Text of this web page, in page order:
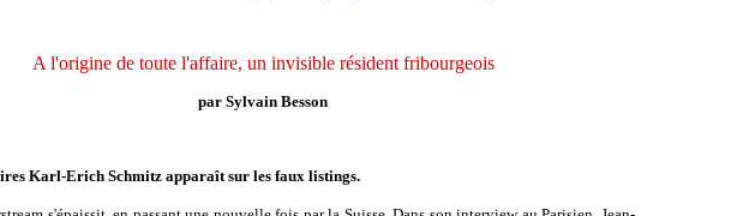
A l'origine de toute l'affaire, un invisible résident fribourgeois
par Sylvain Besson
Karl-Erich Schmitz apparaît sur les faux listings.